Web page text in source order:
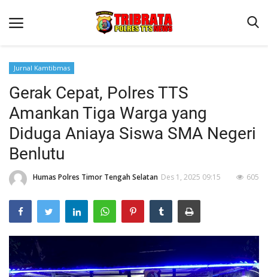
Beranda
Terms & Conditions
Reskrim
Binkam
Lantas
Giat Ops
Polisi Kita
Jurnal Kamtibmas
Jurnal Kamtibmas
Gerak Cepat, Polres TTS
Amankan Tiga Warga yang
Diduga Aniaya Siswa SMA Negeri
Benlutu
Humas Polres Timor Tengah Selatan Des 1, 2025 09:15 605